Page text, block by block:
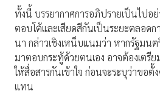
ทั้งนี้ บรรยากาศการอภิปรายเป็นไปอย่
ตอบโต้และเสียดสีกันเป็นระยะตลอด
นา กล่าวเชิงเหน็บแนมว่า หากรัฐมนต
มาตอบกระทู้ด้วยตนเอง อาจต้องเตรี
ให้สื่อสารกันเข้าใจ ก่อนจะระบุว่าขอ
แทน